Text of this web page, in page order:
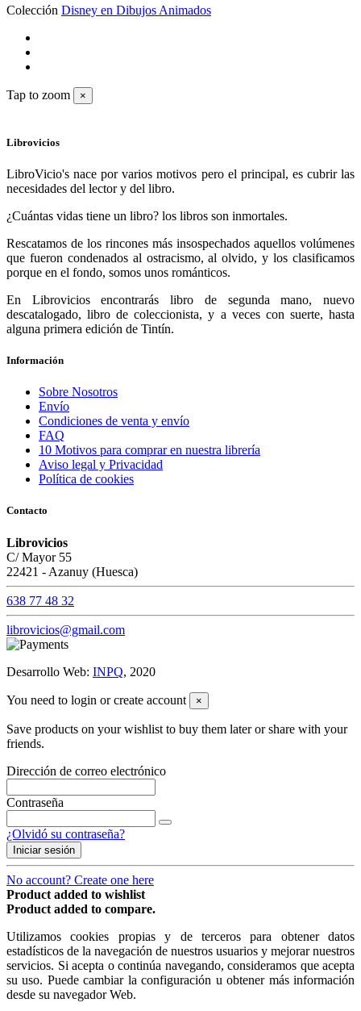
Colección Disney en Dibujos Animados
Tap to zoom ×
Librovicios
LibroVicio's nace por varios motivos pero el principal, es cubrir las
necesidades del lector y del libro.
¿Cuántas vidas tiene un libro? los libros son inmortales.
Rescatamos de los rincones más insospechados aquellos volúmenes
que fueron condenados al ostracismo, al olvido, y los clasificamos
porque en el fondo, somos unos románticos.
En Librovicios encontrarás libro de segunda mano, nuevo
descatalogado, libro de coleccionista, y a veces con suerte, hasta
alguna primera edición de Tintín.
Información
Sobre Nosotros
Envío
Condiciones de venta y envío
FAQ
10 Motivos para comprar en nuestra librería
Aviso legal y Privacidad
Política de cookies
Contacto
Librovicios
C/ Mayor 55
22421 - Azanuy (Huesca)
638 77 48 32
librovicios@gmail.com
Desarrollo Web: INPQ, 2020
You need to login or create account ×
Save products on your wishlist to buy them later or share with your
friends.
Dirección de correo electrónico
Contraseña
¿Olvidó su contraseña?
Iniciar sesión
No account? Create one here
Product added to wishlist
Product added to compare.
Utilizamos cookies propias y de terceros para obtener datos
estadísticos de la navegación de nuestros usuarios y mejorar nuestros
servicios. Si acepta o continúa navegando, consideramos que acepta
su uso. Puede cambiar la configuración u obtener más información
desde su navegador Web.